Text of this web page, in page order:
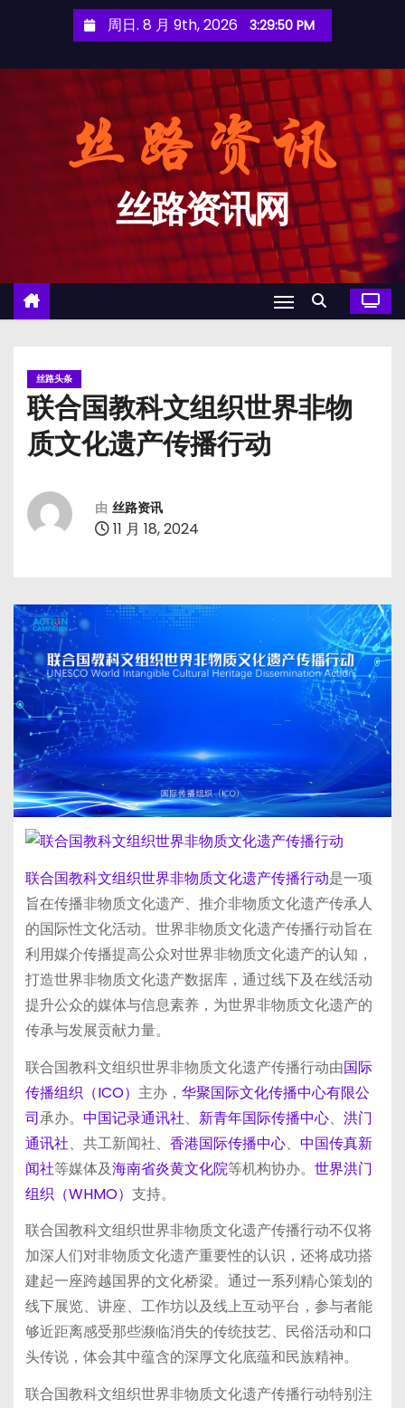
周日. 8 月 9th, 2026 3:29:50 PM
丝路资讯网
丝路头条
联合国教科文组织世界非物
质文化遗产传播行动
由 丝路资讯
11 月 18, 2024
联合国教科文组织世界非物质文化遗产传播行动是一项
旨在传播非物质文化遗产、推介非物质文化遗产传承人
的国际性文化活动。世界非物质文化遗产传播行动旨在
利用媒介传播提高公众对世界非物质文化遗产的认知，
打造世界非物质文化遗产数据库，通过线下及在线活动
提升公众的媒体与信息素养，为世界非物质文化遗产的
传承与发展贡献力量。
联合国教科文组织世界非物质文化遗产传播行动由国际
传播组织（ICO） 主办， 华聚国际文化传播中心有限公
司承办。 中国记录通讯社、 新青年国际传播中心、 洪门
通讯社、共工新闻社、 香港国际传播中心、 中国传真新
闻社等媒体及海南省炎黄文化院等机构协办。 世界洪门
组织（WHMO） 支持。
联合国教科文组织世界非物质文化遗产传播行动不仅将
加深人们对非物质文化遗产重要性的认识，还将成功搭
建起一座跨越国界的文化桥梁。通过一系列精心策划的
线下展览、讲座、工作坊以及线上互动平台，参与者能
够近距离感受那些濒临消失的传统技艺、民俗活动和口
头传说，体会其中蕴含的深厚文化底蕴和民族精神。
联合国教科文组织世界非物质文化遗产传播行动特别注